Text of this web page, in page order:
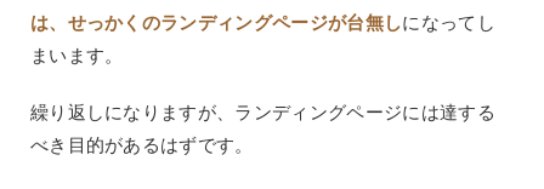
は、せっかくのランディングページが台無しになってし
まいます。
繰り返しになりますが、ランディングページには達する
べき目的があるはずです。